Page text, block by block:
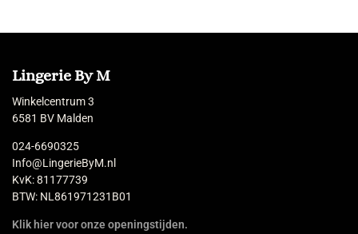
Lingerie By M
Winkelcentrum 3
6581 BV Malden
024-6690325
Info@LingerieByM.nl
KvK: 81177739
BTW: NL861971231B01
Klik hier voor onze openingstijden.